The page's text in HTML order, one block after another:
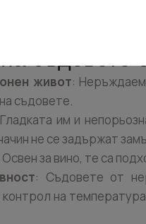
съдовете
живот:
съдовете.
им и
не се задържат
Освен за вино, те са
: Съдовете от
на